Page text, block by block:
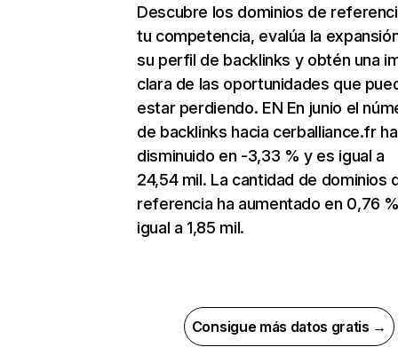
Descubre los dominios de
tu competencia, evalúa la
su perfil de backlinks y obtén una
clara de las oportunidades que
estar perdiendo. EN En junio el
de backlinks hacia cerballiance.fr ha
disminuido en -3,33 % y es igual a
24,54 mil. La cantidad de dominios
referencia ha aumentado en 0,76
igual a 1,85 mil.
Consigue más datos gratis →